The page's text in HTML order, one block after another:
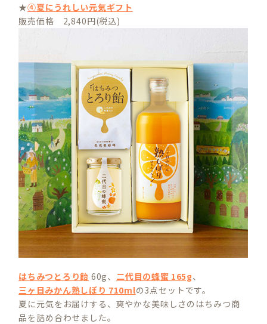
★④夏にうれしい元気ギフト
販売価格 2,840円(税込)
はちみつとろり飴 60g、 二代目の蜂蜜 165g、
三ヶ日みかん熟しぼり 710mlの3点セットです。
夏に元気をお届けする、爽やかな美味しさのはちみつ商
品を詰め合わせました。